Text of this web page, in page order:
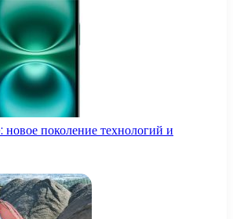
поколение технологий и